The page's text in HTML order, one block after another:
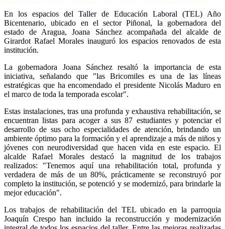
En los espacios del Taller de Educación Laboral (TEL) Año
Bicentenario, ubicado en el sector Piñonal, la gobernadora del
estado de Aragua, Joana Sánchez acompañada del alcalde de
Girardot Rafael Morales inauguró los espacios renovados de esta
institución.
La gobernadora Joana Sánchez resaltó la importancia de esta
iniciativa, señalando que "las Bricomiles es una de las líneas
estratégicas que ha encomendado el presidente Nicolás Maduro en
el marco de toda la temporada escolar".
Estas instalaciones, tras una profunda y exhaustiva rehabilitación, se
encuentran listas para acoger a sus 87 estudiantes y potenciar el
desarrollo de sus ocho especialidades de atención, brindando un
ambiente óptimo para la formación y el aprendizaje a más de niños y
jóvenes con neurodiversidad que hacen vida en este espacio. El
alcalde Rafael Morales destacó la magnitud de los trabajos
realizados: "Tenemos aquí una rehabilitación total, profunda y
verdadera de más de un 80%, prácticamente se reconstruyó por
completo la institución, se potenció y se modernizó, para brindarle la
mejor educación".
Los trabajos de rehabilitación del TEL ubicado en la parroquia
Joaquín Crespo han incluido la reconstrucción y modernización